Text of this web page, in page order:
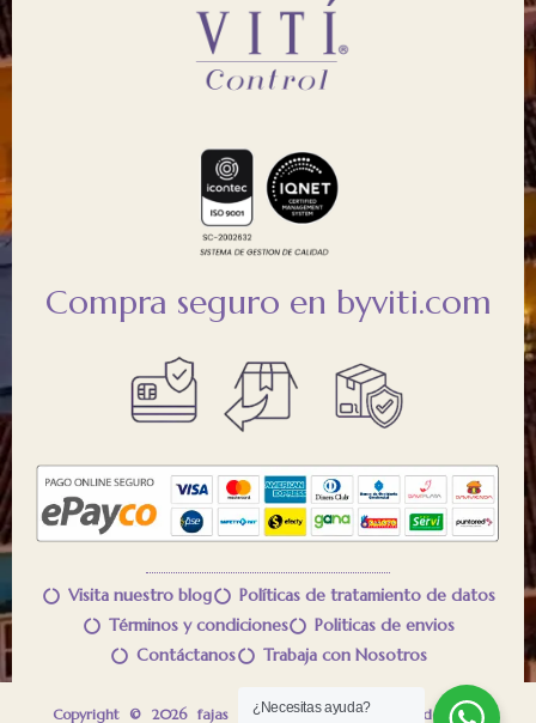
Compra seguro en byviti.com
Visita nuestro blog
Políticas de tratamiento de datos
Términos y condiciones
Politicas de envios
Contáctanos
Trabaja con Nosotros
Copyright © 2026 fajas VITÍ™Control Todos los derechos
¿Necesitas ayuda?